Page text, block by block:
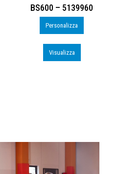
BS600 – 5139960
Personalizza
Visualizza